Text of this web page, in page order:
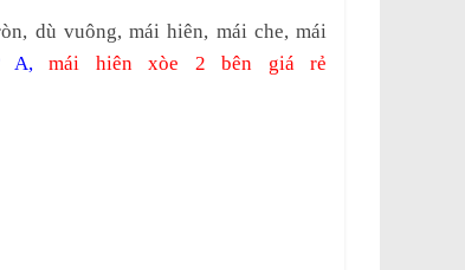
dù vuông, mái hiên, mái che, mái
A, mái hiên xòe 2 bên giá rẻ